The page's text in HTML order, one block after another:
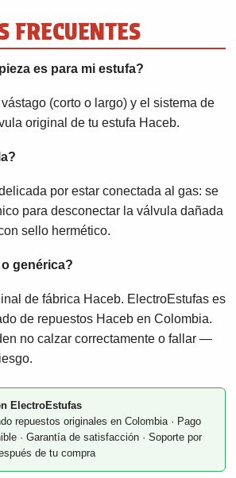
FRECUENTES
es para mi estufa?
(corto o largo) y el sistema de
original de tu estufa Haceb.
por estar conectada al gas: se
para desconectar la válvula dañada
sello hermético.
genérica?
de fábrica Haceb. ElectroEstufas es
de repuestos Haceb en Colombia.
no calzar correctamente o fallar —
ElectroEstufas
repuestos originales en Colombia · Pago
· Garantía de satisfacción · Soporte por
de tu compra